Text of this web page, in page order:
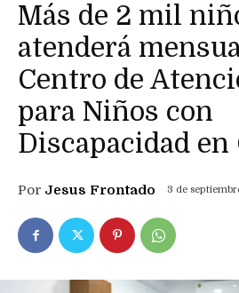
Más de 2 mil
atenderá
Centro de
para Niños con
Discapacidad en
Por Jesus Frontado 3 de